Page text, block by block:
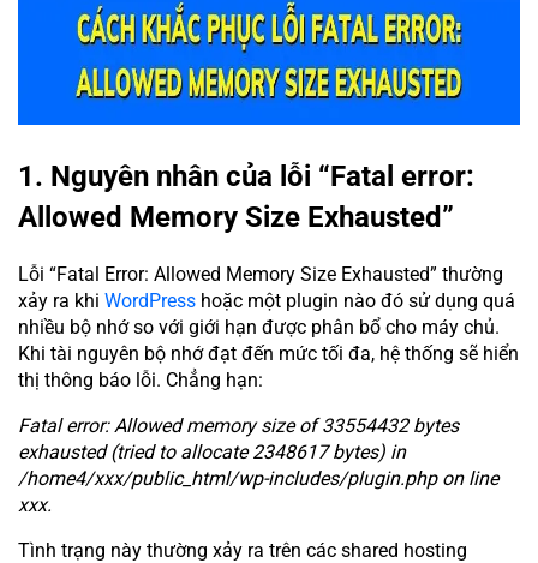
1. Nguyên nhân của lỗi “Fatal error:
Allowed Memory Size Exhausted”
Lỗi “Fatal Error: Allowed Memory Size Exhausted” thường
xảy ra khi WordPress hoặc một plugin nào đó sử dụng quá
nhiều bộ nhớ so với giới hạn được phân bổ cho máy chủ.
Khi tài nguyên bộ nhớ đạt đến mức tối đa, hệ thống sẽ hiển
thị thông báo lỗi. Chẳng hạn:
Fatal error: Allowed memory size of 33554432 bytes
exhausted (tried to allocate 2348617 bytes) in
/home4/xxx/public_html/wp-includes/plugin.php on line
xxx.
Tình trạng này thường xảy ra trên các shared hosting